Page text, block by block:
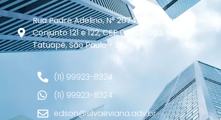
Rua Padre Adelino, N° 2074, 12° Andar -
Conjunto 121 e 122, CEP 03303-000, Metrô
Tatuapé, São Paulo - SP
(11) 99923-8324
(11) 99923-8324
edson@silvaeviana.adv.br